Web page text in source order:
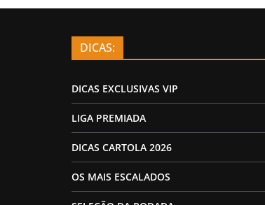
DICAS:
DICAS EXCLUSIVAS VIP
LIGA PREMIADA
DICAS CARTOLA 2026
OS MAIS ESCALADOS